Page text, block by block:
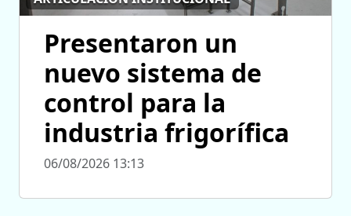
Presentaron un
nuevo sistema de
control para la
industria frigorífica
06/08/2026 13:13